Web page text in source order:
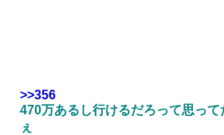
>>356
470万あるし行けるだろって思っ
ぇ